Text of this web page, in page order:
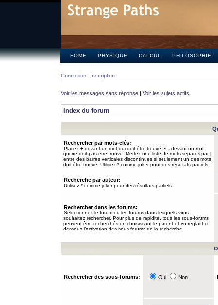
HOME PHYSIQUE CALCUL PHILOSOPHIE
Connexion Inscription
Voir les messages sans réponse | Voir les sujets actifs
Index du forum
Rechercher par mots-clés:
Placez + devant un mot qui doit être trouvé et - devant un mot
qui ne doit pas être trouvé. Mettez une liste de mots séparés par|
entre des barres verticales discontinues si seulement un des mots
doit être trouvé. Utilisez * comme joker pour des résultats partiels.
Recherche par auteur:
Utilisez * comme joker pour des résultats partiels.
Rechercher dans les forums:
Sélectionnez le forum ou les forums dans lesquels vous
souhaitez rechercher. Pour plus de rapidité, tous les sous-forums
peuvent être recherchés en choisissant le parent et en réglant ci-
dessous l’activation des sous-forums de la recherche.
Rechercher des sous-forums: Oui Non